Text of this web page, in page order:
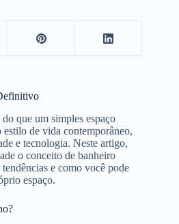
do que um simples espaço
de vida contemporâneo,
e tecnologia. Neste artigo,
o conceito de banheiro
e como você pode
espaço.